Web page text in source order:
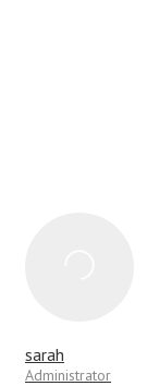
sarah
Administrator